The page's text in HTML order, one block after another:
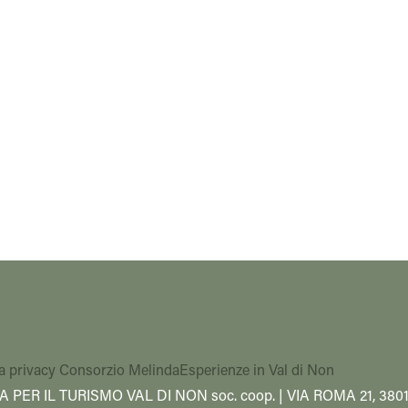
privacy Consorzio Melinda Esperienze in Val di Non
IL TURISMO VAL DI NON soc. coop. | VIA ROMA 21,